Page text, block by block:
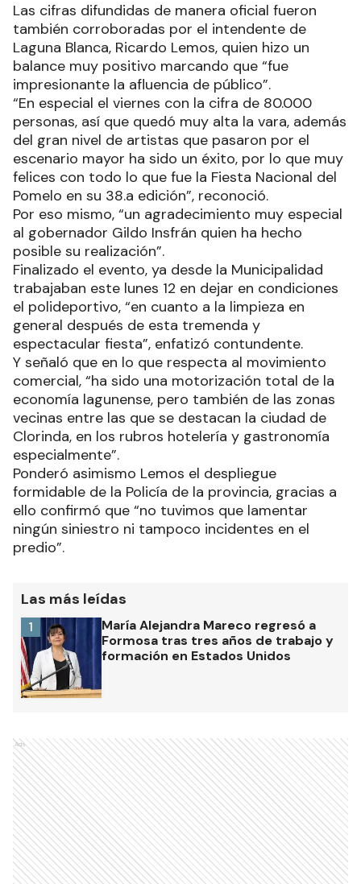
Las cifras difundidas de manera oficial fueron
también corroboradas por el intendente de
Laguna Blanca, Ricardo Lemos, quien hizo un
balance muy positivo marcando que “fue
impresionante la afluencia de público”.
“En especial el viernes con la cifra de 80.000
personas, así que quedó muy alta la vara, además
del gran nivel de artistas que pasaron por el
escenario mayor ha sido un éxito, por lo que muy
felices con todo lo que fue la Fiesta Nacional del
Pomelo en su 38.a edición”, reconoció.
Por eso mismo, “un agradecimiento muy especial
al gobernador Gildo Insfrán quien ha hecho
posible su realización”.
Finalizado el evento, ya desde la Municipalidad
trabajaban este lunes 12 en dejar en condiciones
el polideportivo, “en cuanto a la limpieza en
general después de esta tremenda y
espectacular fiesta”, enfatizó contundente.
Y señaló que en lo que respecta al movimiento
comercial, “ha sido una motorización total de la
economía lagunense, pero también de las zonas
vecinas entre las que se destacan la ciudad de
Clorinda, en los rubros hotelería y gastronomía
especialmente”.
Ponderó asimismo Lemos el despliegue
formidable de la Policía de la provincia, gracias a
ello confirmó que “no tuvimos que lamentar
ningún siniestro ni tampoco incidentes en el
predio”.
Las más leídas
María Alejandra Mareco regresó a
Formosa tras tres años de trabajo y
formación en Estados Unidos
1
Ads